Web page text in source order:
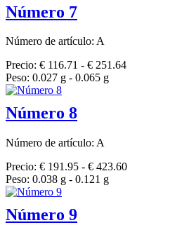
Número 7
Número de artículo: A
Precio: € 116.71 - € 251.64
Peso: 0.027 g - 0.065 g
Número 8
Número de artículo: A
Precio: € 191.95 - € 423.60
Peso: 0.038 g - 0.121 g
Número 9